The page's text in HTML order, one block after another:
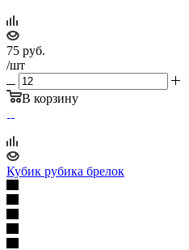
75 руб.
/шт
В корзину
Кубик рубика брелок